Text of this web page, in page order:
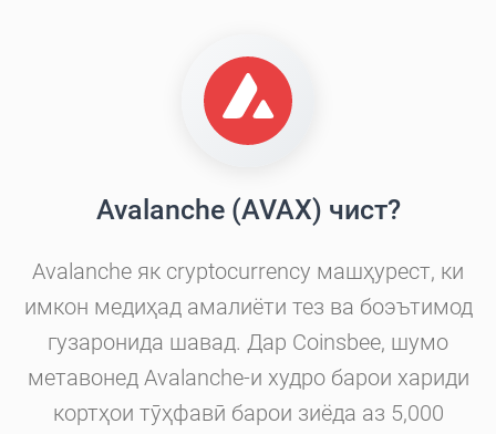
Avalanche (AVAX) чист?
Avalanche як cryptocurrency машҳурест, ки
имкон медиҳад амалиёти тез ва боэътимод
гузаронида шавад. Дар Coinsbee, шумо
метавонед Avalanche-и худро барои хариди
кортҳои тӯҳфавӣ барои зиёда аз 5,000